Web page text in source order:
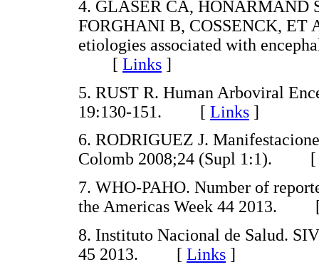
4. GLASER CA, HONARMAND
FORGHANI B, COSSENCK, ET
etiologies associated with
[ Links ]
5. RUST R. Human Arboviral
19:130-151. [ Links ]
6. RODRIGUEZ J.
Colomb 2008;24 (Supl 1:1).
7. WHO-PAHO. Number of
the Americas Week 44 2013.
8. Instituto Nacional de Salud.
45 2013. [ Links ]